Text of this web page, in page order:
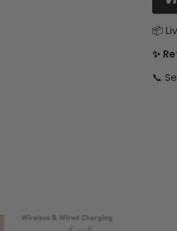
📦
✨
📞